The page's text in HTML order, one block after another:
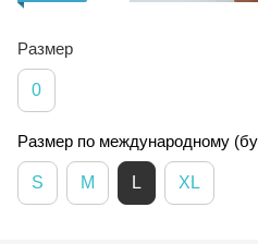
Размер
0
Размер по международному
S M L XL